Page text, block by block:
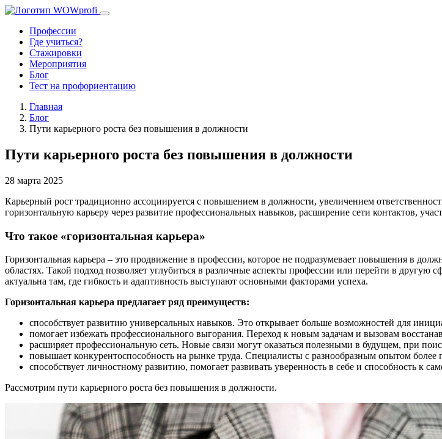
Профессии
Где учиться?
Стажировки
Мероприятия
Блог
Тест на профориентацию
Главная
Блог
Пути карьерного роста без повышения в должности
Пути карьерного роста без повышения в должности
28 марта 2025
Карьерный рост традиционно ассоциируется с повышением в должности, увеличением
горизонтальную карьеру через развитие профессиональных навыков, расширение сети контактов,
Что такое «горизонтальная карьера»
Горизонтальная карьера – это продвижение в профессии, которое не подразумевает повышения в
областях. Такой подход позволяет углубиться в различные аспекты профессии или перейти в другую
актуальна там, где гибкость и адаптивность выступают основными факторами успеха.
Горизонтальная карьера предлагает ряд преимуществ:
способствует развитию универсальных навыков. Это открывает больше возможностей для
помогает избежать профессионального выгорания. Переход к новым задачам и вызовам
расширяет профессиональную сеть. Новые связи могут оказаться полезными в будущем, при
повышает конкурентоспособность на рынке труда. Специалисты с разнообразным опытом более
способствует личностному развитию, помогает развивать уверенность в себе и способность к
Рассмотрим пути карьерного роста без повышения в должности.